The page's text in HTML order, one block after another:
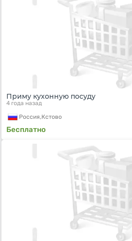
Приму кухонную посуду
4 года назад
Россия,Кстово
Бесплатно